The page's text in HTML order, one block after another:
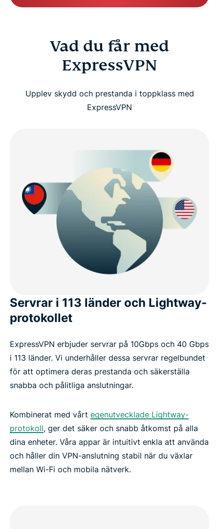
Vad du får med
ExpressVPN
Upplev skydd och prestanda i toppklass med
ExpressVPN
Servrar i 113 länder och Lightway-
protokollet
ExpressVPN erbjuder servrar på 10Gbps och 40 Gbps
i 113 länder. Vi underhåller dessa servrar regelbundet
för att optimera deras prestanda och säkerställa
snabba och pålitliga anslutningar.
Kombinerat med vårt egenutvecklade Lightway-
protokoll, ger det säker och snabb åtkomst på alla
dina enheter. Våra appar är intuitivt enkla att använda
och håller din VPN-anslutning stabil när du växlar
mellan Wi-Fi och mobila nätverk.